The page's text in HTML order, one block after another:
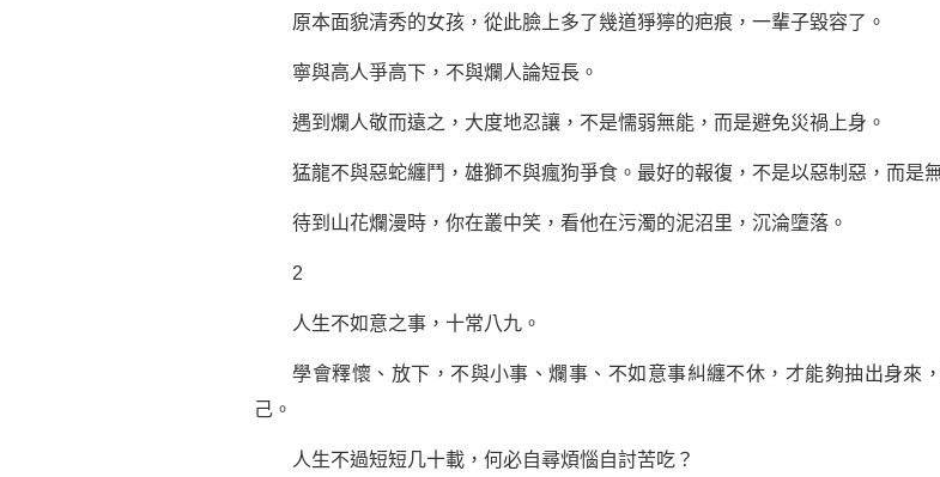
原本面貌清秀的女孩，從此臉上多了幾道猙獰的疤痕，一輩子毀容了。
寧與高人爭高下，不與爛人論短長。
遇到爛人敬而遠之，大度地忍讓，不是懦弱無能，而是避免災禍上身。
猛龍不與惡蛇纏鬥，雄獅不與瘋狗爭食。最好的報復，不是以惡制惡，而是
待到山花爛漫時，你在叢中笑，看他在污濁的泥沼里，沉淪墮落。
2
人生不如意之事，十常八九。
學會釋懷、放下，不與小事、爛事、不如意事糾纏不休，才能夠抽出身來
己。
人生不過短短几十載，何必自尋煩惱自討苦吃？